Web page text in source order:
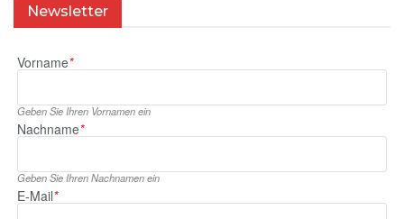
Newsletter
Vorname*
Geben Sie Ihren Vornamen ein
Nachname*
Geben Sie Ihren Nachnamen ein
E‑Mail*